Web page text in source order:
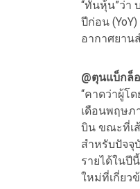
“ทันหุ้น”ว่า
ปีก่อน
อากาศยาน
@ตุนแบ็กล็
“คาดว่าผู้โ
เดือนพฤษภ
บิน ขณะที่เส้
สำหรับปัจจุ
รายได้ในปี
ใหม่ที่เกี่ยว